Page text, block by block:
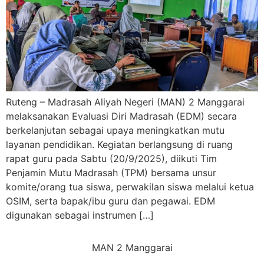
Ruteng – Madrasah Aliyah Negeri (MAN) 2 Manggarai
melaksanakan Evaluasi Diri Madrasah (EDM) secara
berkelanjutan sebagai upaya meningkatkan mutu
layanan pendidikan. Kegiatan berlangsung di ruang
rapat guru pada Sabtu (20/9/2025), diikuti Tim
Penjamin Mutu Madrasah (TPM) bersama unsur
komite/orang tua siswa, perwakilan siswa melalui ketua
OSIM, serta bapak/ibu guru dan pegawai. EDM
digunakan sebagai instrumen […]
MAN 2 Manggarai